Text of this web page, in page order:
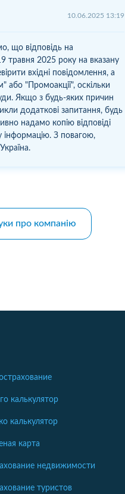
10.06.2025 13:19
що відповідь на
травня 2025 року на вказану
вхідні повідомлення, а
або "Промоакції", оскільки
Якщо з будь-яких причин
додаткові запитання, будь
надамо копію відповіді
інформацію. З повагою,
про компанію
калькулятор
калькулятор
карта
недвижимости
туристов